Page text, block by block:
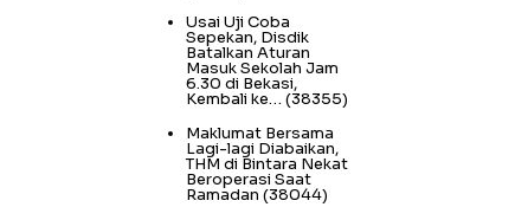
Usai Uji Coba
Sepekan, Disdik
Batalkan Aturan
Masuk Sekolah Jam
6.30 di Bekasi,
Kembali ke… (38355)
Maklumat Bersama
Lagi-lagi Diabaikan,
THM di Bintara Nekat
Beroperasi Saat
Ramadan (38044)